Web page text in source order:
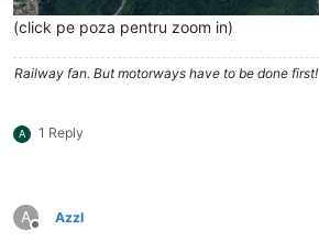
(click pe poza pentru zoom in)
Railway fan. But motorways have to be done first!
A 1 Reply
A
Deconectat
Azzl